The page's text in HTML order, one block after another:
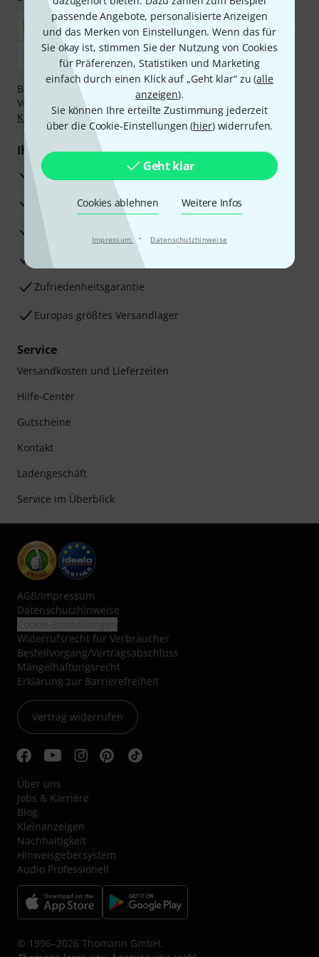
passende Angebote, personalisierte Anzeigen
und das Merken von Einstellungen. Wenn das für
Sie okay ist, stimmen Sie der Nutzung von Cookies
für Präferenzen, Statistiken und Marketing
einfach durch einen Klick auf „Geht klar“ zu (alle
anzeigen).
Sie können Ihre erteilte Zustimmung jederzeit
über die Cookie-Einstellungen (hier) widerrufen.
Geht klar
Cookies ablehnen Weitere Infos
Impressum · Datenschutzhinweise
Bezahlen Sie vertraulich und sicher per Nachnahme,
Vorkasse, PayPal, Amazon Pay,Klarna Sofort bezahlen
Klarna Ratenzahlungoder Kreditkarte.
Ihre Vorteile
3 Jahre Thomann Garantie
30 Tage Money-Back-Garantie
Beratung durch Fachexperten
Zufriedenheitsgarantie
Europas größtes Versandlager
Service
Versandkosten und Lieferzeiten
Hilfe-Center
Gutscheine
Kontakt
Ladengeschäft
Service im Überblick
AGB/Impressum
Datenschutzhinweise
Widerrufsrecht für Verbraucher
Bestellvorgang/Vertragsabschluss
Mängelhaftungsrecht
Erklärung zur Barrierefreiheit
Vertrag widerrufen
Über uns
Jobs & Karriere
Blog
Kleinanzeigen
Nachhaltigkeit
Hinweisgebersystem
Audio Professionell
© 1996–2026 Thomann GmbH.